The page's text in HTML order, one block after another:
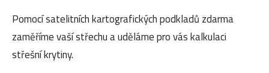
Pomocí satelitních kartografických podkladů zdarma
zaměříme vaší střechu a uděláme pro vás kalkulaci
střešní krytiny.